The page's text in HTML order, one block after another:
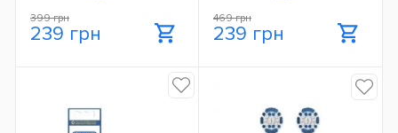
399 грн
239 грн
469 грн
239 грн